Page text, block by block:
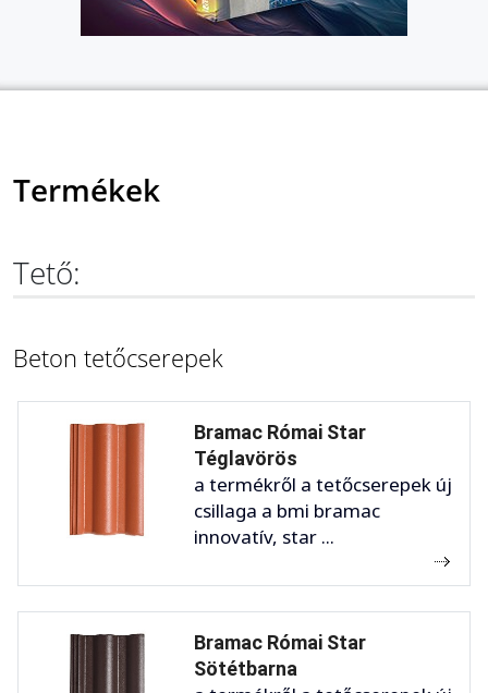
Termékek
Tető:
Beton tetőcserepek
Bramac Római Star
Téglavörös
a termékről a tetőcserepek új
csillaga a bmi bramac
innovatív, star ...
Bramac Római Star
Sötétbarna